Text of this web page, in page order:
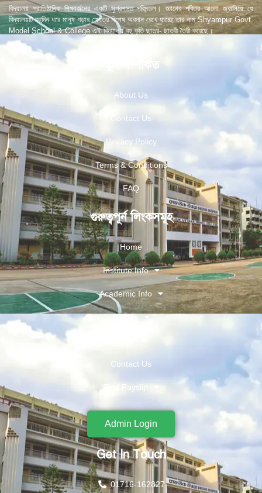
বিদ্যালয় প্রাতিষ্ঠানিক শিক্ষার্জনের একটি সুপ্রশস্ত পরিমন্ডল। জ্ঞানের পবিত্র আলো জ্বালিয়ে যে
বিদ্যালয়টি বহুদিন ধরে মানুষ গড়ার ক্ষেত্রে বিশেষ অবদান রেখে যাচ্ছে তার নাম Shyampur Govt.
Model School & College এই বিদ্যালয় বহু কৃতি ছাত্র- ছাত্রী তৈরী করেছে।
স্কুল সম্পর্কিত
About Us
Contact Us
Privacy Policy
Terms & Conditions
FAQ
গুরুত্বপূর্ন লিংকসমূহ
Home
Institute Info
Academic Info
Gallery
Contact Us
Find Payslip
Admin Login
Get In Touch
01716-162827